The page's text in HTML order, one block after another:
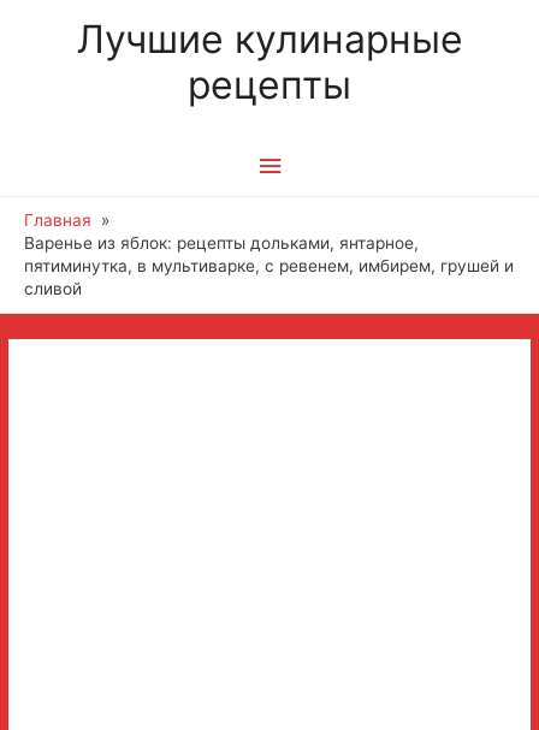
Лучшие кулинарные
рецепты
Главное
Главная
Варенье из яблок: рецепты дольками, янтарное,
пятиминутка, в мультиварке, с ревенем, имбирем, грушей и
сливой